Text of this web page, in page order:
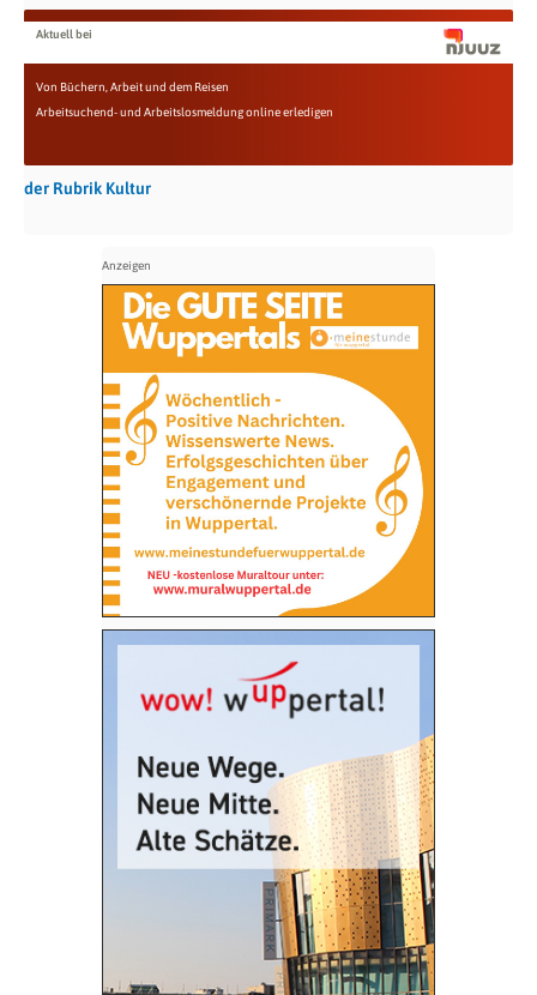
Aktuell bei
Von Büchern, Arbeit und dem Reisen
Arbeitsuchend- und Arbeitslosmeldung online erledigen
der Rubrik Kultur